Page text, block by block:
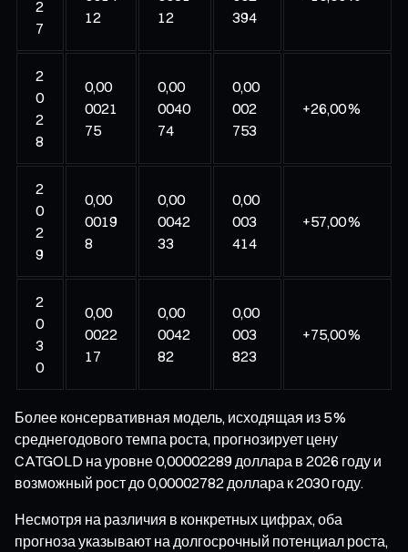
2
7
12
12
394
2
0
2
8
0,00
0021
75
0,00
0040
74
0,00
002
753
+26,00 %
2
0
2
9
0,00
0019
8
0,00
0042
33
0,00
003
414
+57,00 %
2
0
3
0
0,00
0022
17
0,00
0042
82
0,00
003
823
+75,00 %
Более консервативная модель, исходящая из 5 %
среднегодового темпа роста, прогнозирует цену
CATGOLD на уровне 0,00002289 доллара в 2026 году и
возможный рост до 0,00002782 доллара к 2030 году.
Несмотря на различия в конкретных цифрах, оба
прогноза указывают на долгосрочный потенциал роста,